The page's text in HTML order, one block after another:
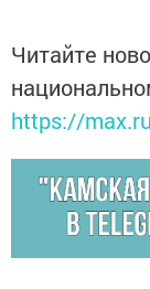
Читайте
https://